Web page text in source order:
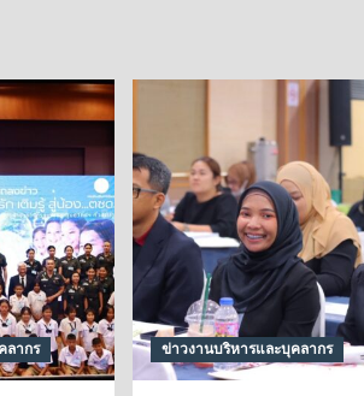
ลากร ข่าวงานบริหารและบุคลากร